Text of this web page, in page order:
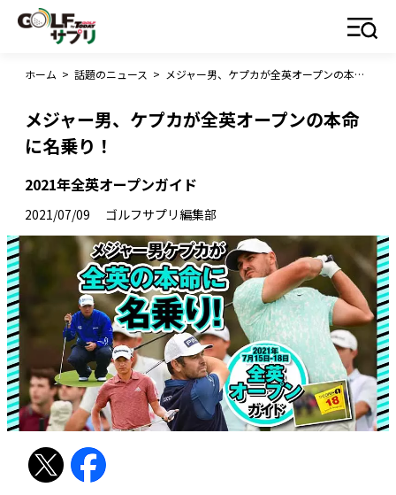
ホーム > 話題のニュース > メジャー男、ケプカが全英オープンの本命に名乗り！
メジャー男、ケプカが全英オープンの本命
に名乗り！
2021年全英オープンガイド
2021/07/09 ゴルフサプリ編集部